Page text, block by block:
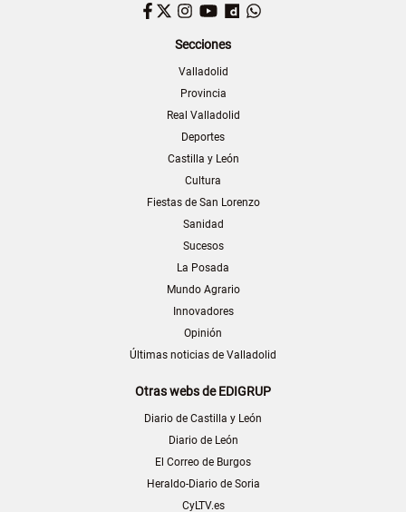
Facebook
TwitterInstagram
YouTubeDailymotion
Secciones
Valladolid
Provincia
Real Valladolid
Deportes
Castilla y León
Cultura
Fiestas de San Lorenzo
Sanidad
Sucesos
La Posada
Mundo Agrario
Innovadores
Opinión
Últimas noticias de Valladolid
Otras webs de EDIGRUP
Diario de Castilla y León
Diario de León
El Correo de Burgos
Heraldo-Diario de Soria
CyLTV.es